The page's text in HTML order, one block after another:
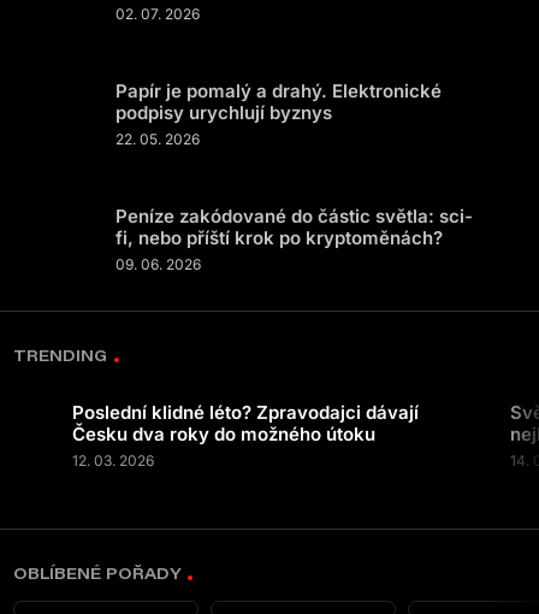
02. 07. 2026
Papír je pomalý a drahý. Elektronické
podpisy urychlují byznys
22. 05. 2026
Peníze zakódované do částic světla: sci-
fi, nebo příští krok po kryptoměnách?
09. 06. 2026
TRENDING
Poslední klidné léto? Zpravodajci dávají
Česku dva roky do možného útoku
12. 03. 2026 14.
OBLÍBENÉ POŘADY